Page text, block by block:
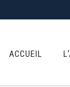
ACCUEIL